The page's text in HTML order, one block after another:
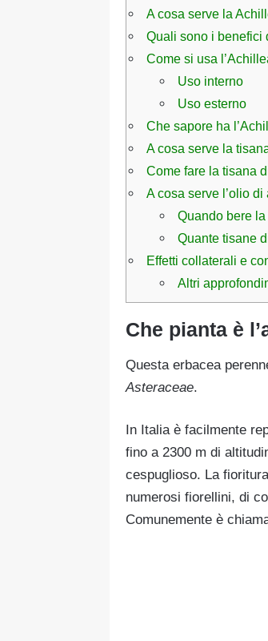
A cosa serve la
Quali sono i benefici
Come si usa
Uso interno
Uso esterno
Che sapore ha
A cosa serve la
Come fare la tisana
A cosa serve l’olio di
Quando bere
Quante tisane
Effetti collaterali e
Altri
Che pianta è
Questa erbacea
Asteraceae.
In Italia è facilmente
fino a 2300 m di
cespuglioso. La
numerosi fiorellini, di
Comunemente è